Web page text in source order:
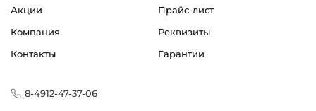
Акции
Прайс-лист
Компания
Реквизиты
Контакты
Гарантии
8-4912-47-37-06